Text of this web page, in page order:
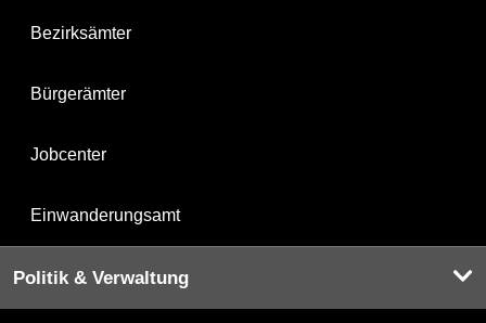
Bezirksämter
Bürgerämter
Jobcenter
Einwanderungsamt
Politik & Verwaltung